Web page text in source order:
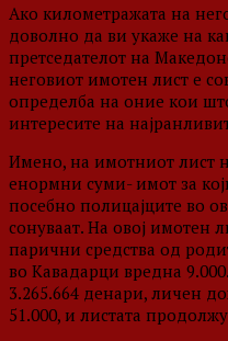
Ако километражата на
доволно да ви укаже на
претседателот на
неговиот имотен лист е
определба на оние кои
интересите на
Имено, на имотниот лист
енормни суми- имот за
посебно полицајците во
сонуваат. На овој имотен
парични средства од
во Кавадарци вредна
3.265.664 денари, личен
51.000, и листата